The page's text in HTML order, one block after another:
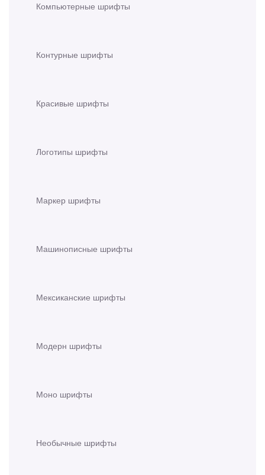
Компьютерные шрифты
Контурные шрифты
Красивые шрифты
Логотипы шрифты
Маркер шрифты
Машинописные шрифты
Мексиканские шрифты
Модерн шрифты
Моно шрифты
Необычные шрифты